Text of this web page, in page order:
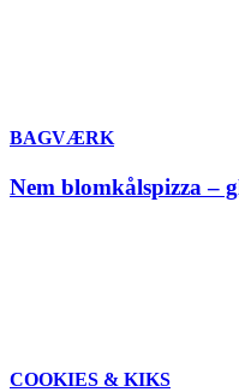
BAGVÆRK
Nem blomkålspizza –
COOKIES & KIKS